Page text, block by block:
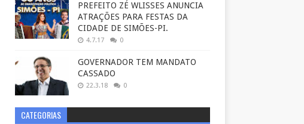
PREFEITO ZÉ WLISSES ANUNCIA
ATRAÇÕES PARA FESTAS DA
CIDADE DE SIMÕES-PI.
4.7.17 0
GOVERNADOR TEM MANDATO
CASSADO
22.3.18 0
CATEGORIAS